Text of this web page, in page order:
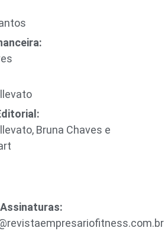
Bruna Chaves e